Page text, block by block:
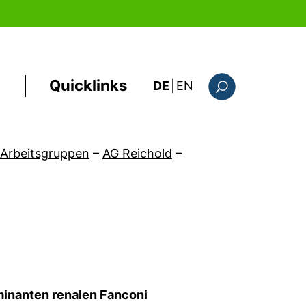
Quicklinks DE EN : the current page
Arbeitsgruppen – AG Reichold –
renalen Fanconi